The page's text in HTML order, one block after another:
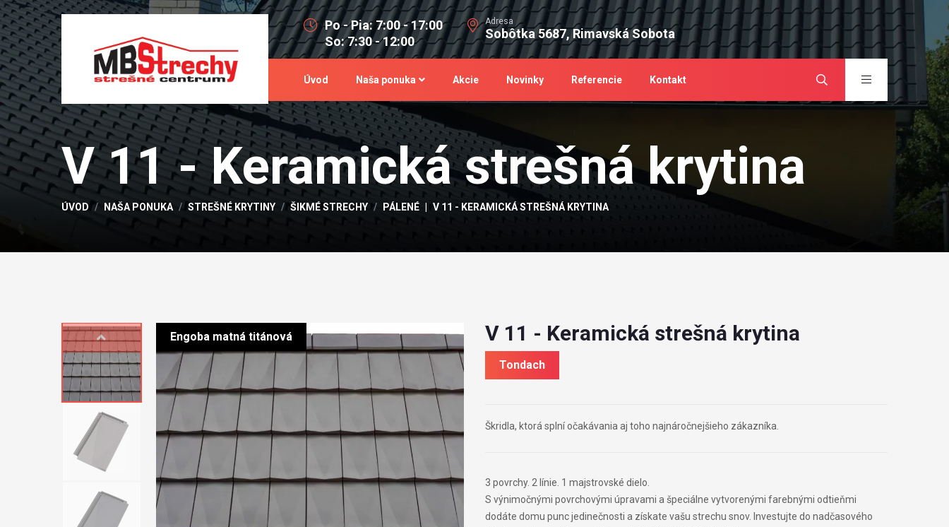
Po - Pia: 7:00 - 17:00
So: 7:30 - 12:00
Adresa
Sobôtka 5687, Rimavská Sobota
Úvod Naša ponuka Akcie Novinky Referencie Kontakt
V 11 - Keramická strešná krytina
ÚVOD NAŠA PONUKA STREŠNÉ KRYTINY ŠIKMÉ STRECHY PÁLENÉ V 11 - KERAMICKÁ STREŠNÁ KRYTINA
Engoba matná titánová V 11 - Keramická strešná krytina
Tondach
Škridla, ktorá splní očakávania aj toho najnáročnejšieho zákazníka.
3 povrchy. 2 línie. 1 majstrovské dielo.
S výnimočnými povrchovými úpravami a špeciálne vytvorenými farebnými odtieňmi
dodáte domu punc jedinečnosti a získate vašu strechu snov. Investujte do nadčasového